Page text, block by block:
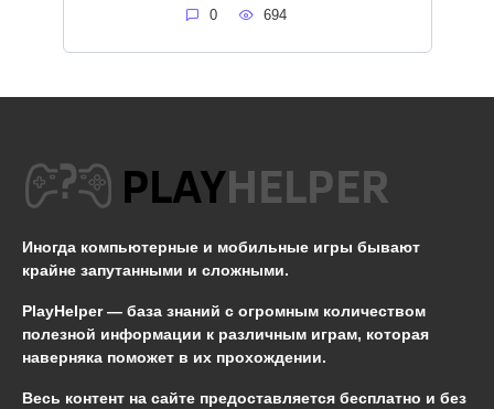
0 694
Иногда компьютерные и мобильные игры бывают
крайне запутанными и сложными.
PlayHelper — база знаний с огромным количеством
полезной информации к различным играм, которая
наверняка поможет в их прохождении.
Весь контент на сайте предоставляется бесплатно и без